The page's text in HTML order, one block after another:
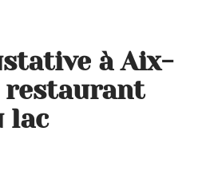
à Aix-
restaurant
lac